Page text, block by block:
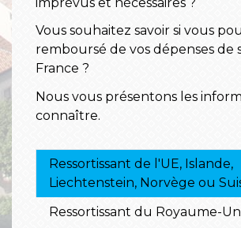
Vous souhaitez savoir si vous
remboursé de vos dépenses de
France ?
Nous vous présentons les
connaître.
Ressortissant de l'UE, Islande,
Liechtenstein, Norvège ou
Ressortissant du Royaume-